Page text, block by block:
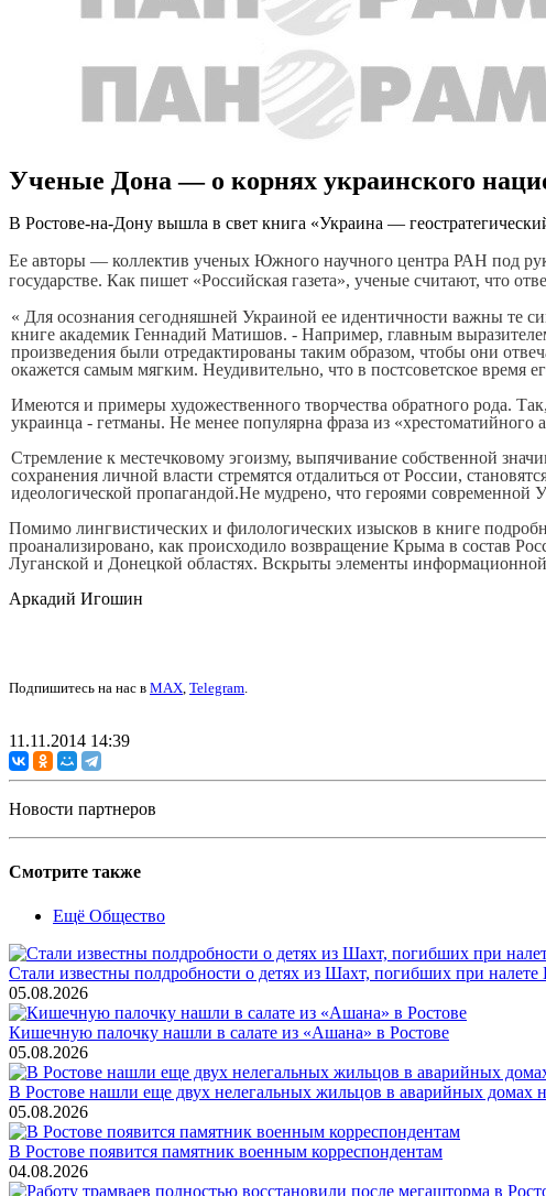
Ученые Дона — о корнях украинского
В Ростове-на-Дону вышла в свет книга «Украина —
Ее авторы — коллектив ученых Южного научного центра РАН под
государстве. Как пишет «Российская газета», ученые считают, что
« Для осознания сегодняшней Украиной ее идентичности важны те
книге академик Геннадий Матишов. - Например, главным
произведения были отредактированы таким образом, чтобы они
окажется самым мягким. Неудивительно, что в постсоветское время
Имеются и примеры художественного творчества обратного рода.
украинца - гетманы. Не менее популярна фраза из
Стремление к местечковому эгоизму, выпячивание собственной
сохранения личной власти стремятся отдалиться от России,
идеологической пропагандой.Не мудрено, что героями
Помимо лингвистических и филологических изысков в книге
проанализировано, как происходило возвращение Крыма в состав
Луганской и Донецкой областях. Вскрыты элементы
Аркадий Игошин
Подпишитесь на нас в MAX, Telegram.
11.11.2014 14:39
Новости партнеров
Смотрите также
Ещё Общество
Стали известны полдробности о детях из Шахт, погибших при
05.08.2026
Кишечную палочку нашли в салате из «Ашана» в Ростове
05.08.2026
В Ростове нашли еще двух нелегальных жильцов в аварийных домах
05.08.2026
В Ростове появится памятник военным корреспондентам
04.08.2026